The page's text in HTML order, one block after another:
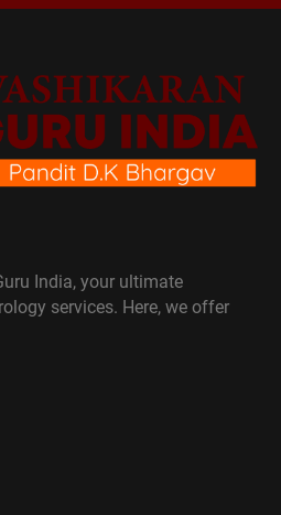
India, your ultimate
services. Here, we offer